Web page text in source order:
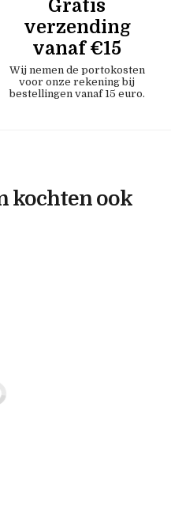
Gratis
verzending
vanaf €15
Wij nemen de portokosten
voor onze rekening bij
bestellingen vanaf 15 euro.
kochten ook